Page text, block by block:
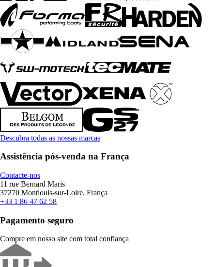
Descubra todas as nossas marcas
Assistência pós-venda na França
Contacte-nos
11 rue Bernard Maris
37270 Montlouis-sur-Loire, França
+33 1 86 47 62 58
Pagamento seguro
Compre em nosso site com total confiança